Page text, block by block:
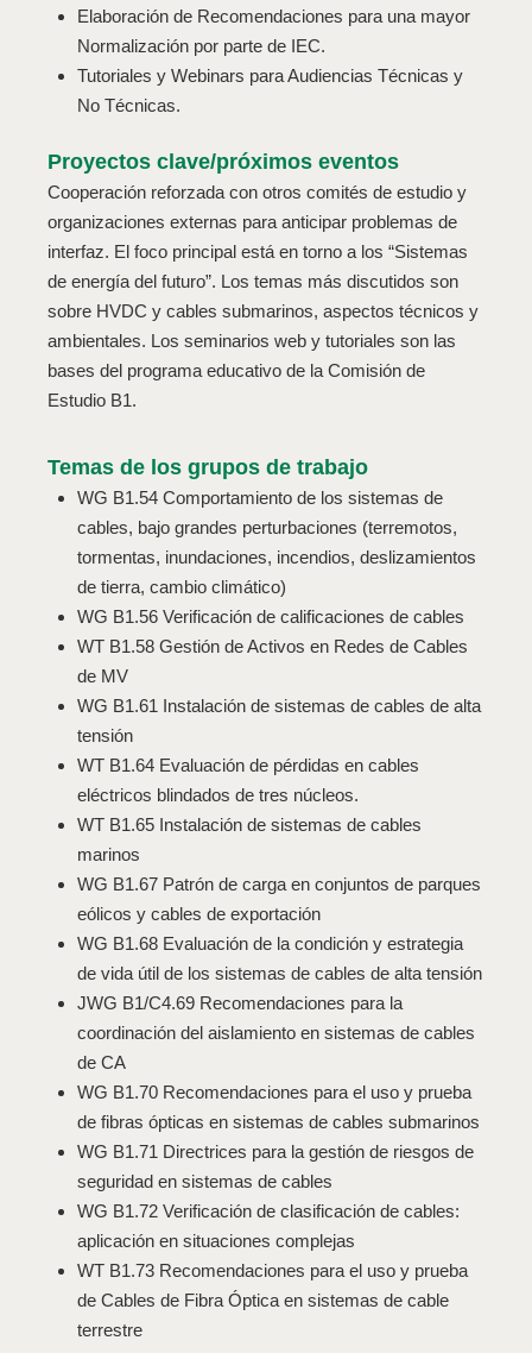
Elaboración de Recomendaciones para una mayor
Normalización por parte de IEC.
Tutoriales y Webinars para Audiencias Técnicas y
No Técnicas.
Proyectos clave/próximos eventos
Cooperación reforzada con otros comités de estudio y
organizaciones externas para anticipar problemas de
interfaz. El foco principal está en torno a los “Sistemas
de energía del futuro”. Los temas más discutidos son
sobre HVDC y cables submarinos, aspectos técnicos y
ambientales. Los seminarios web y tutoriales son las
bases del programa educativo de la Comisión de
Estudio B1.
Temas de los grupos de trabajo
WG B1.54 Comportamiento de los sistemas de
cables, bajo grandes perturbaciones (terremotos,
tormentas, inundaciones, incendios, deslizamientos
de tierra, cambio climático)
WG B1.56 Verificación de calificaciones de cables
WT B1.58 Gestión de Activos en Redes de Cables
de MV
WG B1.61 Instalación de sistemas de cables de alta
tensión
WT B1.64 Evaluación de pérdidas en cables
eléctricos blindados de tres núcleos.
WT B1.65 Instalación de sistemas de cables
marinos
WG B1.67 Patrón de carga en conjuntos de parques
eólicos y cables de exportación
WG B1.68 Evaluación de la condición y estrategia
de vida útil de los sistemas de cables de alta tensión
JWG B1/C4.69 Recomendaciones para la
coordinación del aislamiento en sistemas de cables
de CA
WG B1.70 Recomendaciones para el uso y prueba
de fibras ópticas en sistemas de cables submarinos
WG B1.71 Directrices para la gestión de riesgos de
seguridad en sistemas de cables
WG B1.72 Verificación de clasificación de cables:
aplicación en situaciones complejas
WT B1.73 Recomendaciones para el uso y prueba
de Cables de Fibra Óptica en sistemas de cable
terrestre